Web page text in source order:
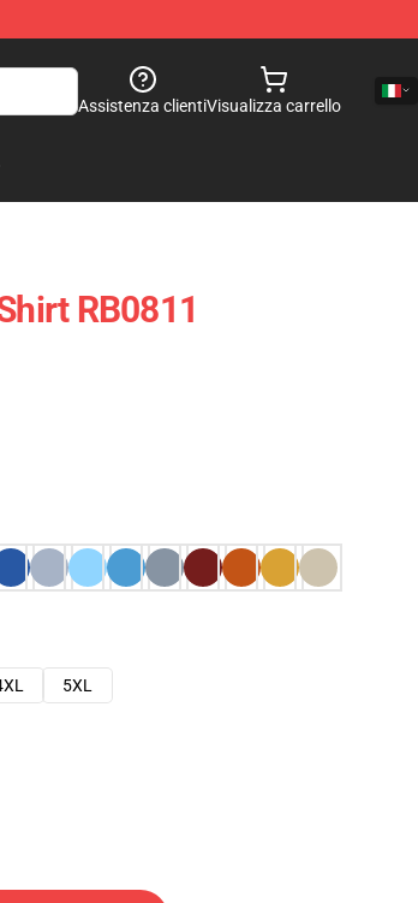
Assistenza clientiVisualizza carrello
RB0811
5XL